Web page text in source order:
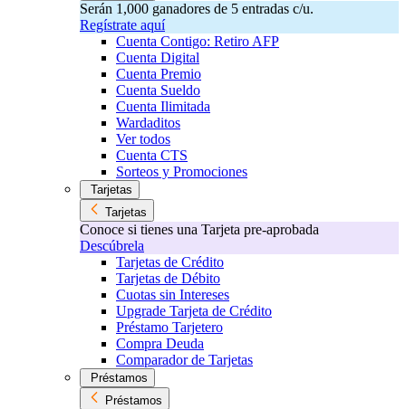
Serán 1,000 ganadores de 5 entradas c/u.
Regístrate aquí
Cuenta Contigo: Retiro AFP
Cuenta Digital
Cuenta Premio
Cuenta Sueldo
Cuenta Ilimitada
Wardaditos
Ver todos
Cuenta CTS
Sorteos y Promociones
Tarjetas
Tarjetas
Conoce si tienes una Tarjeta pre-aprobada
Descúbrela
Tarjetas de Crédito
Tarjetas de Débito
Cuotas sin Intereses
Upgrade Tarjeta de Crédito
Préstamo Tarjetero
Compra Deuda
Comparador de Tarjetas
Préstamos
Préstamos